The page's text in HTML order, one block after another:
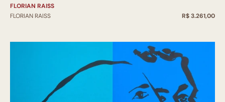
FLORIAN RAISS
FLORIAN RAISS
R$ 3.261,00